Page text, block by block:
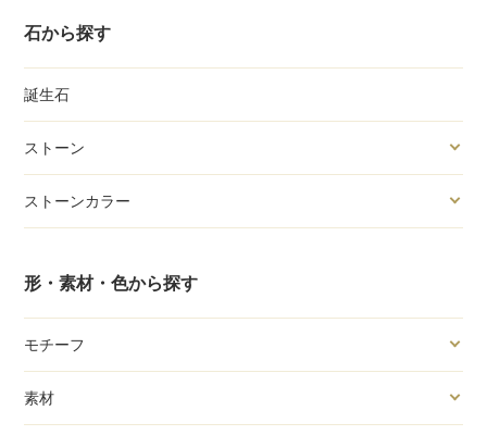
石から探す
誕生石
ストーン
ストーンカラー
形・素材・色から探す
モチーフ
素材